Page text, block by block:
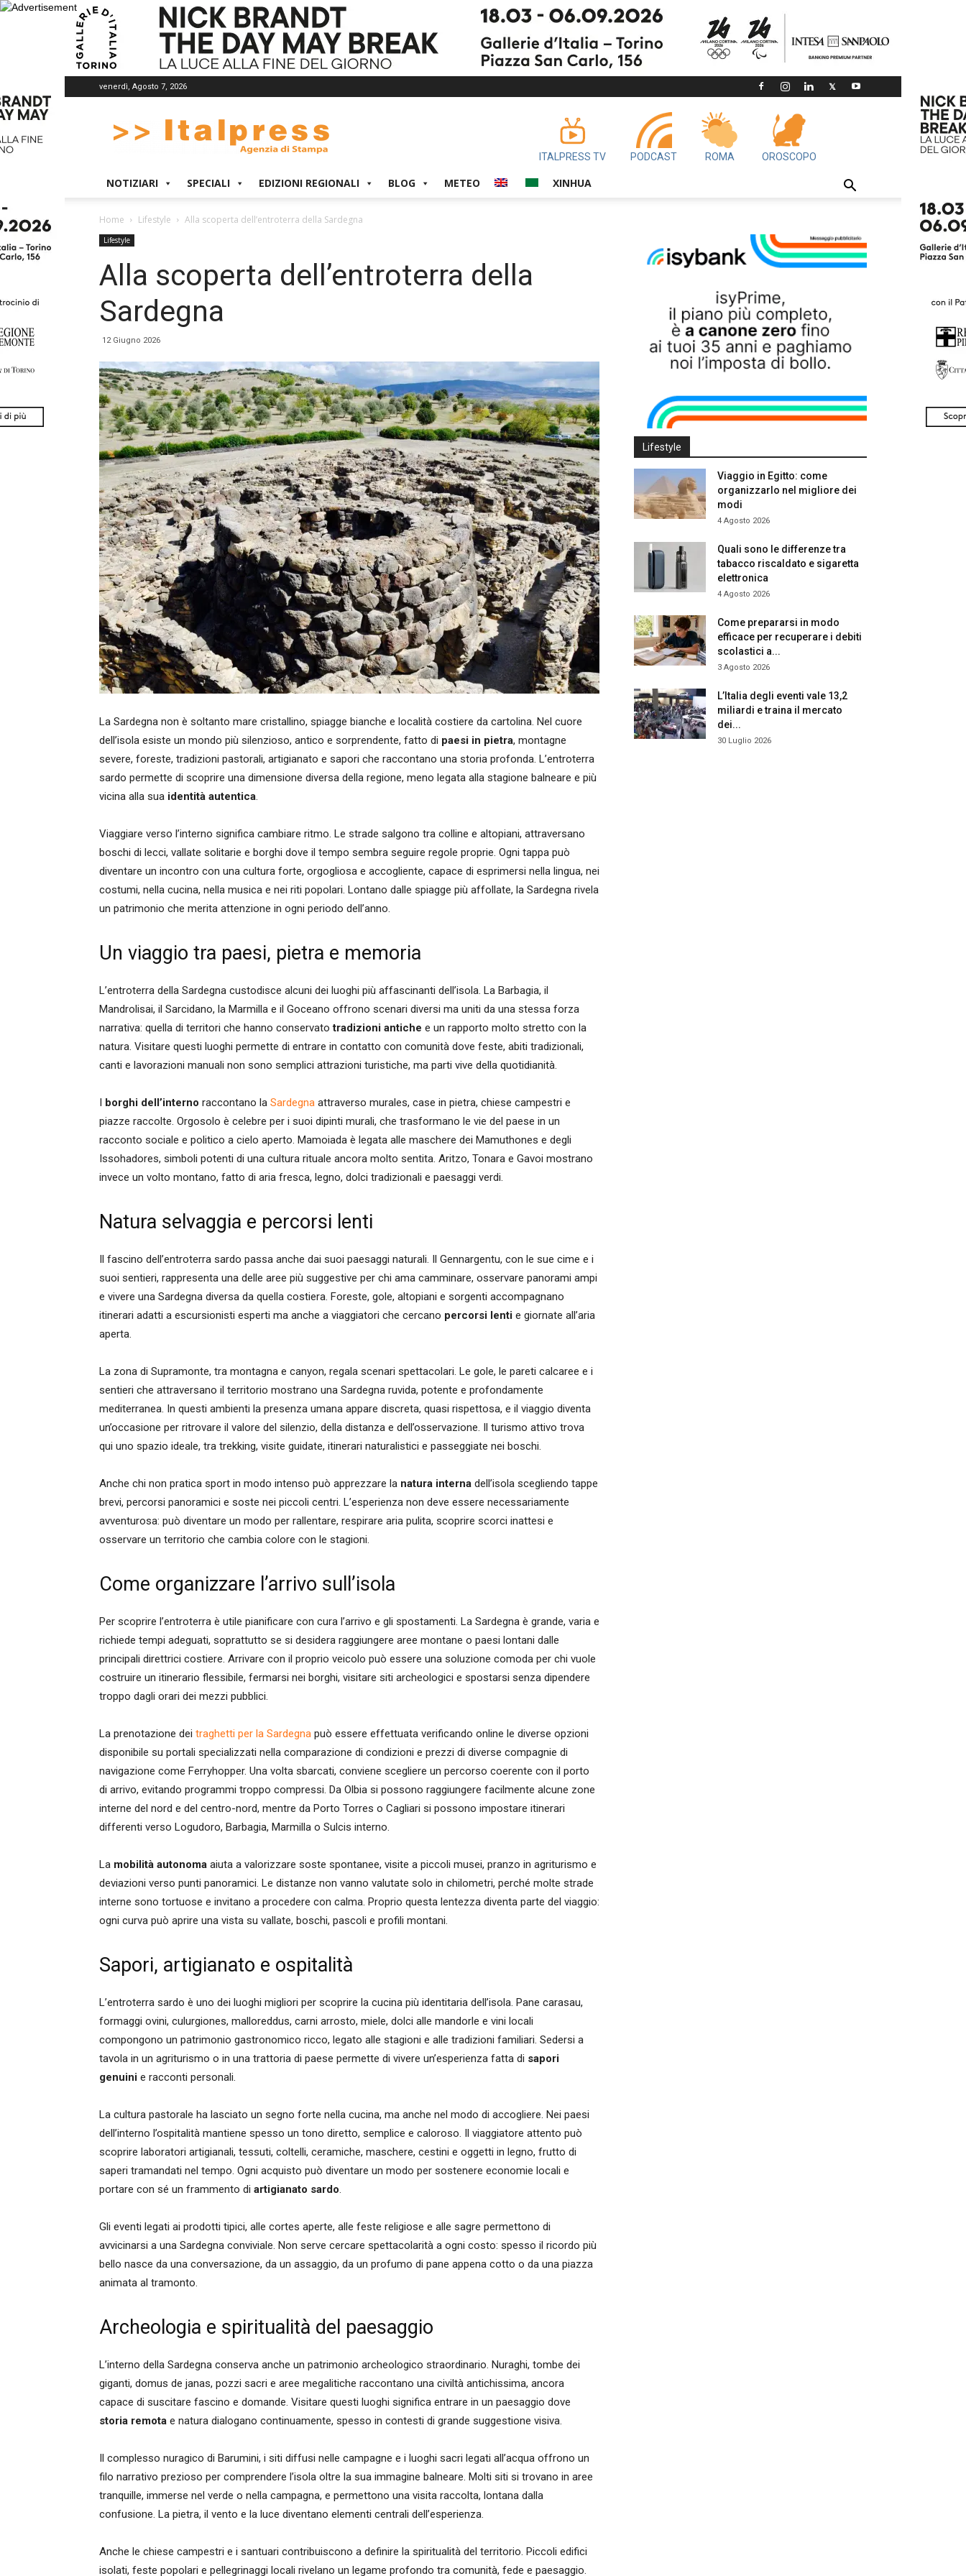
venerdì, Agosto 7, 2026
ITALPRESS TV PODCAST ROMA OROSCOPO
NOTIZIARI SPECIALI EDIZIONI REGIONALI BLOG METEO XINHUA
Home Lifestyle Alla scoperta dell’entroterra della Sardegna
Lifestyle
Alla scoperta dell’entroterra della
Sardegna
12 Giugno 2026
La Sardegna non è soltanto mare cristallino, spiagge bianche e località costiere da cartolina. Nel cuore
dell’isola esiste un mondo più silenzioso, antico e sorprendente, fatto di paesi in pietra, montagne
severe, foreste, tradizioni pastorali, artigianato e sapori che raccontano una storia profonda. L’entroterra
sardo permette di scoprire una dimensione diversa della regione, meno legata alla stagione balneare e più
vicina alla sua identità autentica.
Viaggiare verso l’interno significa cambiare ritmo. Le strade salgono tra colline e altopiani, attraversano
boschi di lecci, vallate solitarie e borghi dove il tempo sembra seguire regole proprie. Ogni tappa può
diventare un incontro con una cultura forte, orgogliosa e accogliente, capace di esprimersi nella lingua, nei
costumi, nella cucina, nella musica e nei riti popolari. Lontano dalle spiagge più affollate, la Sardegna rivela
un patrimonio che merita attenzione in ogni periodo dell’anno.
Un viaggio tra paesi, pietra e memoria
L’entroterra della Sardegna custodisce alcuni dei luoghi più affascinanti dell’isola. La Barbagia, il
Mandrolisai, il Sarcidano, la Marmilla e il Goceano offrono scenari diversi ma uniti da una stessa forza
narrativa: quella di territori che hanno conservatotradizioni antiche e un rapporto molto stretto con la
natura. Visitare questi luoghi permette di entrare in contatto con comunità dove feste, abiti tradizionali,
canti e lavorazioni manuali non sono semplici attrazioni turistiche, ma parti vive della quotidianità.
I borghi dell’interno raccontano la Sardegna attraverso murales, case in pietra, chiese campestri e
piazze raccolte. Orgosolo è celebre per i suoi dipinti murali, che trasformano le vie del paese in un
racconto sociale e politico a cielo aperto. Mamoiada è legata alle maschere dei Mamuthones e degli
Issohadores, simboli potenti di una cultura rituale ancora molto sentita. Aritzo, Tonara e Gavoi mostrano
invece un volto montano, fatto di aria fresca, legno, dolci tradizionali e paesaggi verdi.
Natura selvaggia e percorsi lenti
Il fascino dell’entroterra sardo passa anche dai suoi paesaggi naturali. Il Gennargentu, con le sue cime e i
suoi sentieri, rappresenta una delle aree più suggestive per chi ama camminare, osservare panorami ampi
e vivere una Sardegna diversa da quella costiera. Foreste, gole, altopiani e sorgenti accompagnano
itinerari adatti a escursionisti esperti ma anche a viaggiatori che cercano percorsi lenti e giornate all’aria
aperta.
La zona di Supramonte, tra montagna e canyon, regala scenari spettacolari. Le gole, le pareti calcaree e i
sentieri che attraversano il territorio mostrano una Sardegna ruvida, potente e profondamente
mediterranea. In questi ambienti la presenza umana appare discreta, quasi rispettosa, e il viaggio diventa
un’occasione per ritrovare il valore del silenzio, della distanza e dell’osservazione. Il turismo attivo trova
qui uno spazio ideale, tra trekking, visite guidate, itinerari naturalistici e passeggiate nei boschi.
Anche chi non pratica sport in modo intenso può apprezzare la natura interna dell’isola scegliendo tappe
brevi, percorsi panoramici e soste nei piccoli centri. L’esperienza non deve essere necessariamente
avventurosa: può diventare un modo per rallentare, respirare aria pulita, scoprire scorci inattesi e
osservare un territorio che cambia colore con le stagioni.
Come organizzare l’arrivo sull’isola
Per scoprire l’entroterra è utile pianificare con cura l’arrivo e gli spostamenti. La Sardegna è grande, varia e
richiede tempi adeguati, soprattutto se si desidera raggiungere aree montane o paesi lontani dalle
principali direttrici costiere. Arrivare con il proprio veicolo può essere una soluzione comoda per chi vuole
costruire un itinerario flessibile, fermarsi nei borghi, visitare siti archeologici e spostarsi senza dipendere
troppo dagli orari dei mezzi pubblici.
La prenotazione dei traghetti per la Sardegna può essere effettuata verificando online le diverse opzioni
disponibile su portali specializzati nella comparazione di condizioni e prezzi di diverse compagnie di
navigazione come Ferryhopper. Una volta sbarcati, conviene scegliere un percorso coerente con il porto
di arrivo, evitando programmi troppo compressi. Da Olbia si possono raggiungere facilmente alcune zone
interne del nord e del centro-nord, mentre da Porto Torres o Cagliari si possono impostare itinerari
differenti verso Logudoro, Barbagia, Marmilla o Sulcis interno.
La mobilità autonoma aiuta a valorizzare soste spontanee, visite a piccoli musei, pranzo in agriturismo e
deviazioni verso punti panoramici. Le distanze non vanno valutate solo in chilometri, perché molte strade
interne sono tortuose e invitano a procedere con calma. Proprio questa lentezza diventa parte del viaggio:
ogni curva può aprire una vista su vallate, boschi, pascoli e profili montani.
Sapori, artigianato e ospitalità
L’entroterra sardo è uno dei luoghi migliori per scoprire la cucina più identitaria dell’isola. Pane carasau,
formaggi ovini, culurgiones, malloreddus, carni arrosto, miele, dolci alle mandorle e vini locali
compongono un patrimonio gastronomico ricco, legato alle stagioni e alle tradizioni familiari. Sedersi a
tavola in un agriturismo o in una trattoria di paese permette di vivere un’esperienza fatta di sapori
genuini e racconti personali.
La cultura pastorale ha lasciato un segno forte nella cucina, ma anche nel modo di accogliere. Nei paesi
dell’interno l’ospitalità mantiene spesso un tono diretto, semplice e caloroso. Il viaggiatore attento può
scoprire laboratori artigianali, tessuti, coltelli, ceramiche, maschere, cestini e oggetti in legno, frutto di
saperi tramandati nel tempo. Ogni acquisto può diventare un modo per sostenere economie locali e
portare con sé un frammento di artigianato sardo.
Gli eventi legati ai prodotti tipici, alle cortes aperte, alle feste religiose e alle sagre permettono di
avvicinarsi a una Sardegna conviviale. Non serve cercare spettacolarità a ogni costo: spesso il ricordo più
bello nasce da una conversazione, da un assaggio, da un profumo di pane appena cotto o da una piazza
animata al tramonto.
Archeologia e spiritualità del paesaggio
L’interno della Sardegna conserva anche un patrimonio archeologico straordinario. Nuraghi, tombe dei
giganti, domus de janas, pozzi sacri e aree megalitiche raccontano una civiltà antichissima, ancora
capace di suscitare fascino e domande. Visitare questi luoghi significa entrare in un paesaggio dove
storia remota e natura dialogano continuamente, spesso in contesti di grande suggestione visiva.
Il complesso nuragico di Barumini, i siti diffusi nelle campagne e i luoghi sacri legati all’acqua offrono un
filo narrativo prezioso per comprendere l’isola oltre la sua immagine balneare. Molti siti si trovano in aree
tranquille, immerse nel verde o nella campagna, e permettono una visita raccolta, lontana dalla
confusione. La pietra, il vento e la luce diventano elementi centrali dell’esperienza.
Anche le chiese campestri e i santuari contribuiscono a definire la spiritualità del territorio. Piccoli edifici
isolati, feste popolari e pellegrinaggi locali rivelano un legame profondo tra comunità, fede e paesaggio.
Lifestyle
Viaggio in Egitto: come
organizzarlo nel migliore dei
modi
4 Agosto 2026
Quali sono le differenze tra
tabacco riscaldato e sigaretta
elettronica
4 Agosto 2026
Come prepararsi in modo
efficace per recuperare i debiti
scolastici a...
3 Agosto 2026
L’Italia degli eventi vale 13,2
miliardi e traina il mercato
dei...
30 Luglio 2026